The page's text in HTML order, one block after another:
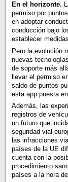
En el horizonte.
permiso por
en adoptar
conducción bajo
establecer
Pero la evolución
nuevas
de soporte más
llevar el permiso
saldo de puntos
esta app puesta
Además, las
registros de
un futuro que
seguridad vial
las infracciones
países de la UE
cuenta con la
procedimiento
países a la hora